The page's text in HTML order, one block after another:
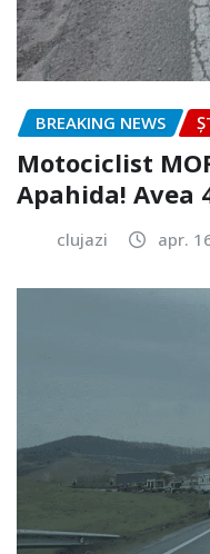
BREAKING NEWS
Motociclist
Apahida! Avea
clujazi apr.